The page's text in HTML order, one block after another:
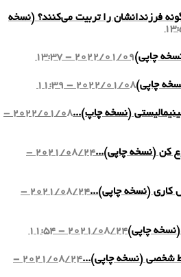
فرزندانشان را تربیت می‌کنند؟ (نسخه
چاپی)2022/01/09 - 13:37
چاپی)2022/01/08 - 11:39
(نسخه چاپ)...
2022/01/08 -
کن (نسخه چاپی)...
2021/08/24 -
کاری (نسخه چاپی)...
2021/08/24 -
(نسخه چاپی)2021/08/24 - 11:54
شخصی (نسخه چاپی)...
2021/08/24 -